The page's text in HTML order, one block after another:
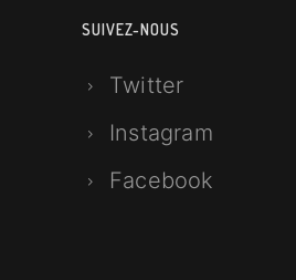
SUIVEZ-NOUS
Twitter
Instagram
Facebook